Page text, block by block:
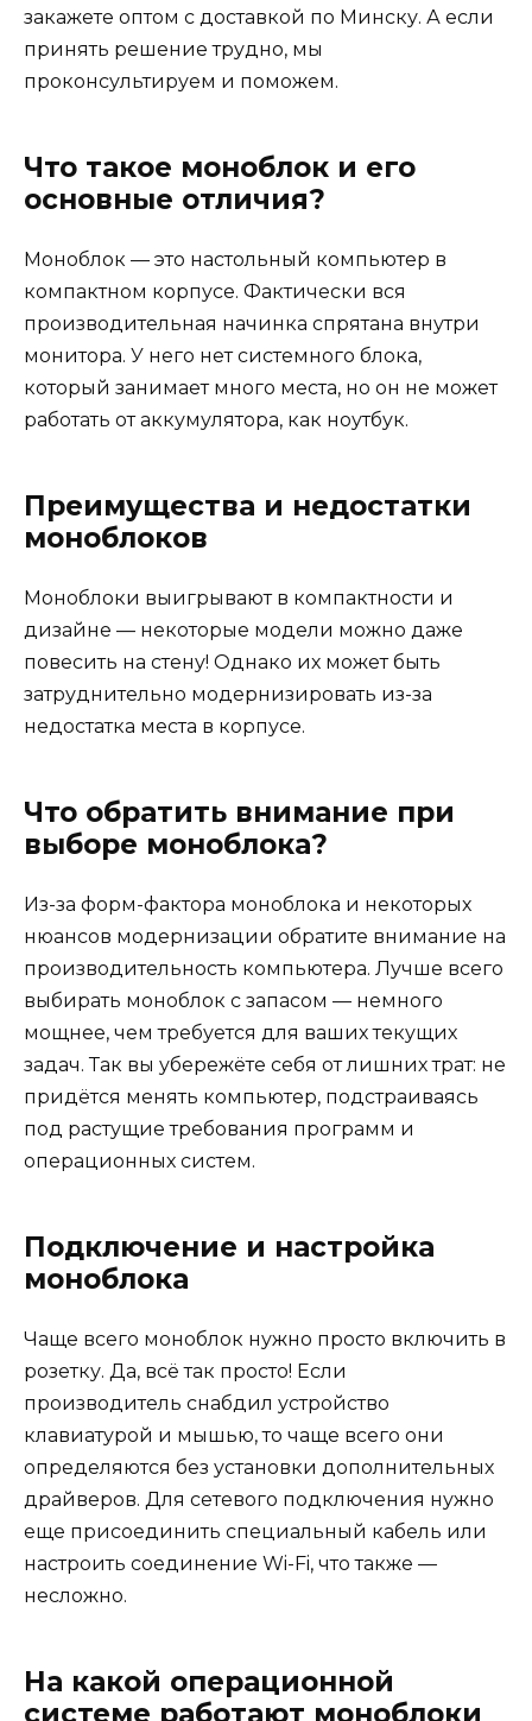
закажете оптом с доставкой по Минску. А если
принять решение трудно, мы
проконсультируем и поможем.
Что такое моноблок и его
основные отличия?
Моноблок — это настольный компьютер в
компактном корпусе. Фактически вся
производительная начинка спрятана внутри
монитора. У него нет системного блока,
который занимает много места, но он не может
работать от аккумулятора, как ноутбук.
Преимущества и недостатки
моноблоков
Моноблоки выигрывают в компактности и
дизайне — некоторые модели можно даже
повесить на стену! Однако их может быть
затруднительно модернизировать из-за
недостатка места в корпусе.
Что обратить внимание при
выборе моноблока?
Из-за форм-фактора моноблока и некоторых
нюансов модернизации обратите внимание на
производительность компьютера. Лучше всего
выбирать моноблок с запасом — немного
мощнее, чем требуется для ваших текущих
задач. Так вы убережёте себя от лишних трат: не
придётся менять компьютер, подстраиваясь
под растущие требования программ и
операционных систем.
Подключение и настройка
моноблока
Чаще всего моноблок нужно просто включить в
розетку. Да, всё так просто! Если
производитель снабдил устройство
клавиатурой и мышью, то чаще всего они
определяются без установки дополнительных
драйверов. Для сетевого подключения нужно
еще присоединить специальный кабель или
настроить соединение Wi-Fi, что также —
несложно.
На какой операционной
системе работают моноблоки